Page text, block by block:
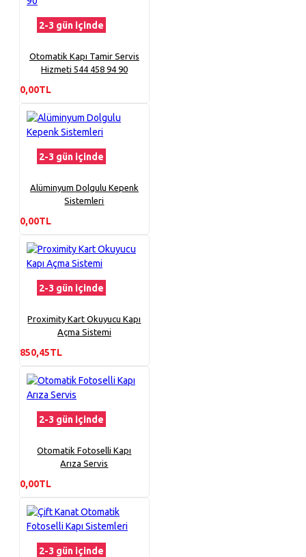
2-3 gün içinde
Otomatik Kapı Tamir Servis
Hizmeti 544 458 94 90
0,00TL
2-3 gün içinde
Alüminyum Dolgulu Kepenk
Sistemleri
0,00TL
2-3 gün içinde
Proximity Kart Okuyucu Kapı
Açma Sistemi
850,45TL
2-3 gün içinde
Otomatik Fotoselli Kapı
Arıza Servis
0,00TL
2-3 gün içinde